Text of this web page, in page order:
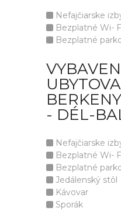
Nefajčiarske
Bezplatné Wi-
Bezplatné
- DÉL-
Nefajčiarske
Bezplatné Wi-
Bezplatné
Jedálenský stôl
Kávovar
Sporák